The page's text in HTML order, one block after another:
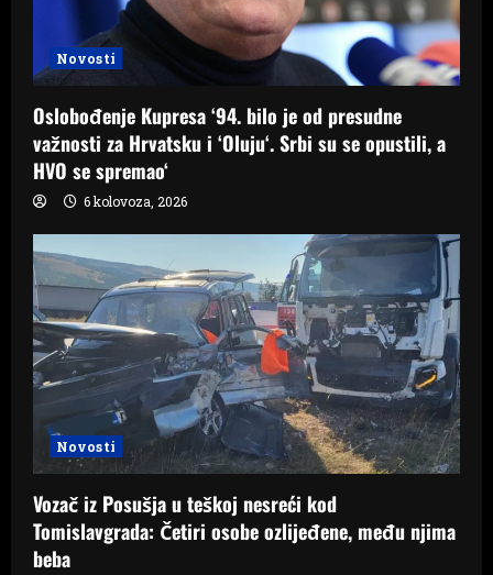
Novosti
Oslobođenje Kupresa ‘94. bilo je od presudne
važnosti za Hrvatsku i ‘Oluju‘. Srbi su se opustili, a
HVO se spremao‘
6 kolovoza, 2026
Novosti
Vozač iz Posušja u teškoj nesreći kod
Tomislavgrada: Četiri osobe ozlijeđene, među njima
beba